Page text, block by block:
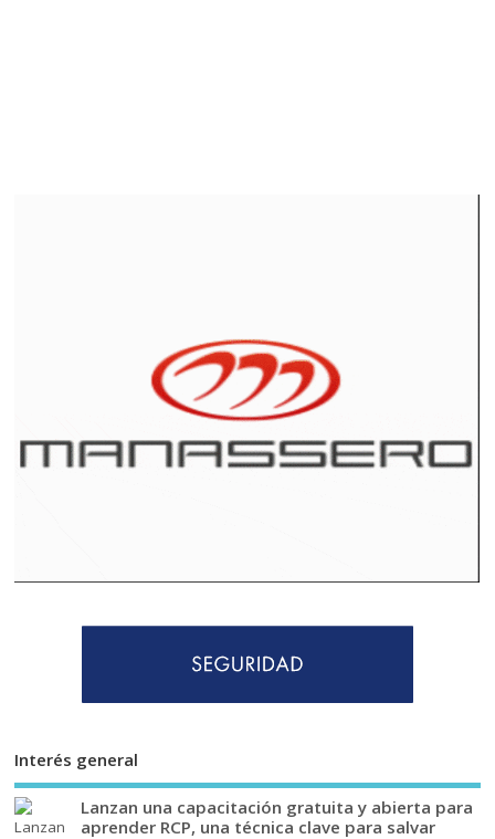
Interés general
Lanzan una capacitación gratuita y abierta para
aprender RCP, una técnica clave para salvar